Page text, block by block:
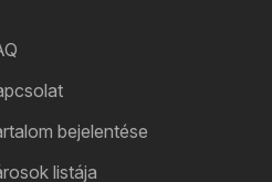
bejelentése
listája